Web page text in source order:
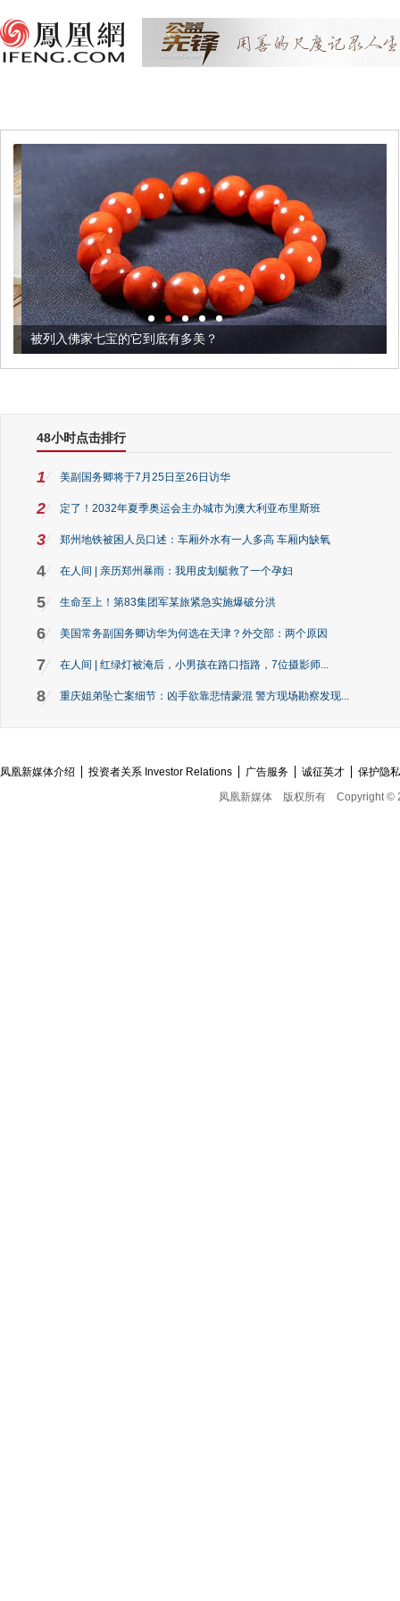
被列入佛家七宝的它到底有多美？
48小时点击排行
1 美副国务卿将于7月25日至26日访华
2 定了！2032年夏季奥运会主办城市为澳大利亚布里斯班
3 郑州地铁被困人员口述：车厢外水有一人多高 车厢内缺氧
4 在人间 | 亲历郑州暴雨：我用皮划艇救了一个孕妇
5 生命至上！第83集团军某旅紧急实施爆破分洪
6 美国常务副国务卿访华为何选在天津？外交部：两个原因
7 在人间 | 红绿灯被淹后，小男孩在路口指路，7位摄影师...
8 重庆姐弟坠亡案细节：凶手欲靠悲情蒙混 警方现场勘察发现...
凤凰新媒体介绍 投资者关系 Investor Relations 广告服务 诚征英才
保护隐
凤凰新媒体
版权所有 Copyright ©